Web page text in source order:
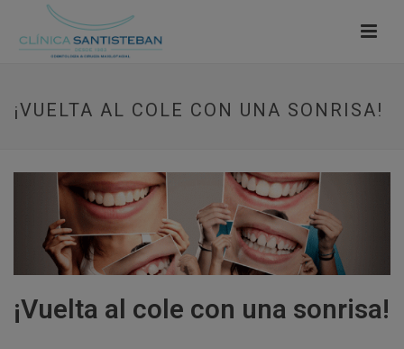
¡VUELTA AL COLE CON UNA SONRISA!
¡Vuelta al cole con una sonrisa!